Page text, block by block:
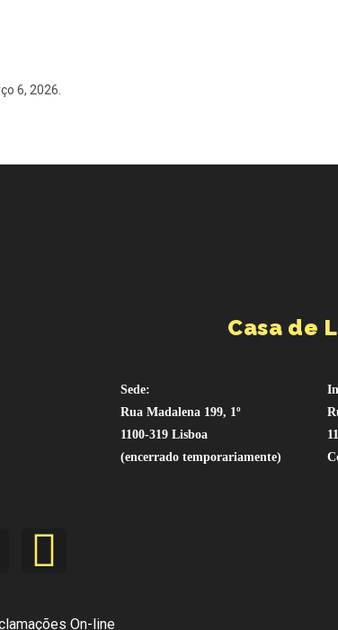
6, 2026.
Casa de
Sede:
Rua Madalena 199, 1º
1100-319 Lisboa
(encerrado temporariamente)
On-line